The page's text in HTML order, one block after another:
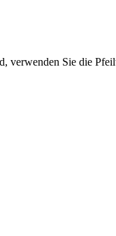
verwenden Sie die